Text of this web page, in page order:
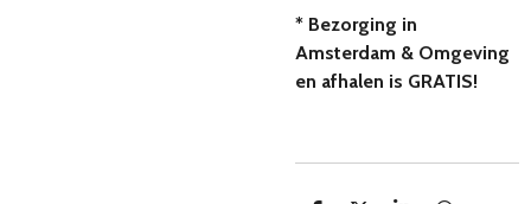
* Bezorging in
Amsterdam & Omgeving
en afhalen is GRATIS!